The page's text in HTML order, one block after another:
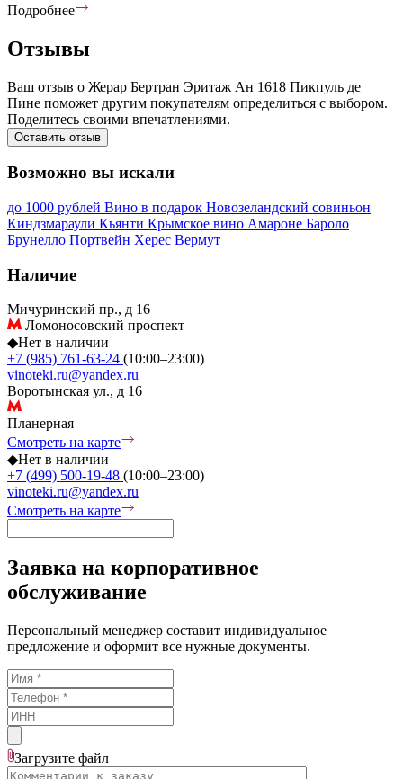
Подробнее
Отзывы
Ваш отзыв о Жерар Бертран Эритаж Ан 1618 Пикпуль де
Пине поможет другим покупателям определиться с выбором.
Поделитесь своими впечатлениями.
Оставить отзыв
Возможно вы искали
до 1000 рублей Вино в подарок Новозеландский совиньон
Киндзмараули Кьянти Крымское вино Амароне Бароло
Брунелло Портвейн Херес Вермут
Наличие
Мичуринский пр., д 16
Ломоносовский проспект
◆Нет в наличии
+7 (985) 761-63-24 (10:00–23:00)
vinoteki.ru@yandex.ru
Воротынская ул., д 16
Планерная
Смотреть на карте
◆Нет в наличии
+7 (499) 500-19-48 (10:00–23:00)
vinoteki.ru@yandex.ru
Смотреть на карте
Заявка на корпоративное
обслуживание
Персональный менеджер составит индивидуальное
предложение и оформит все нужные документы.
Загрузите файл